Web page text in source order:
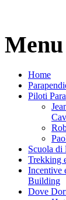
Menu
Home
Piloti
Scuola di
Trekking
Incentive
Building
Dove